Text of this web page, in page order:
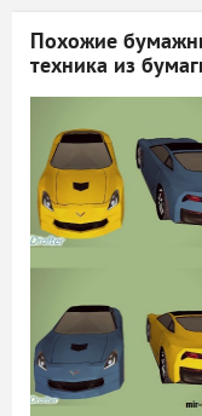
Похожие
техника из